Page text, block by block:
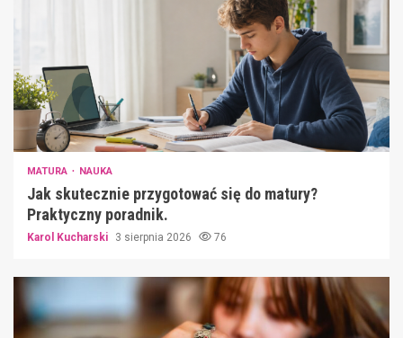
MATURA NAUKA
Jak skutecznie przygotować się do matury?
Praktyczny poradnik.
Karol Kucharski 3 sierpnia 2026 76